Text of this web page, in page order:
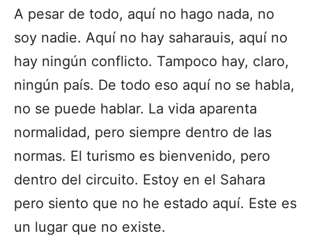
A pesar de todo, aquí no hago nada, no
soy nadie. Aquí no hay saharauis, aquí no
hay ningún conflicto. Tampoco hay, claro,
ningún país. De todo eso aquí no se habla,
no se puede hablar. La vida aparenta
normalidad, pero siempre dentro de las
normas. El turismo es bienvenido, pero
dentro del circuito. Estoy en el Sahara
pero siento que no he estado aquí. Este es
un lugar que no existe.